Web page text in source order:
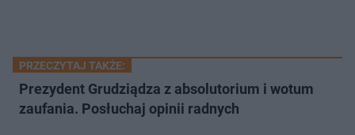
PRZECZYTAJ TAKŻE:
Prezydent Grudziądza z absolutorium i wotum
zaufania. Posłuchaj opinii radnych